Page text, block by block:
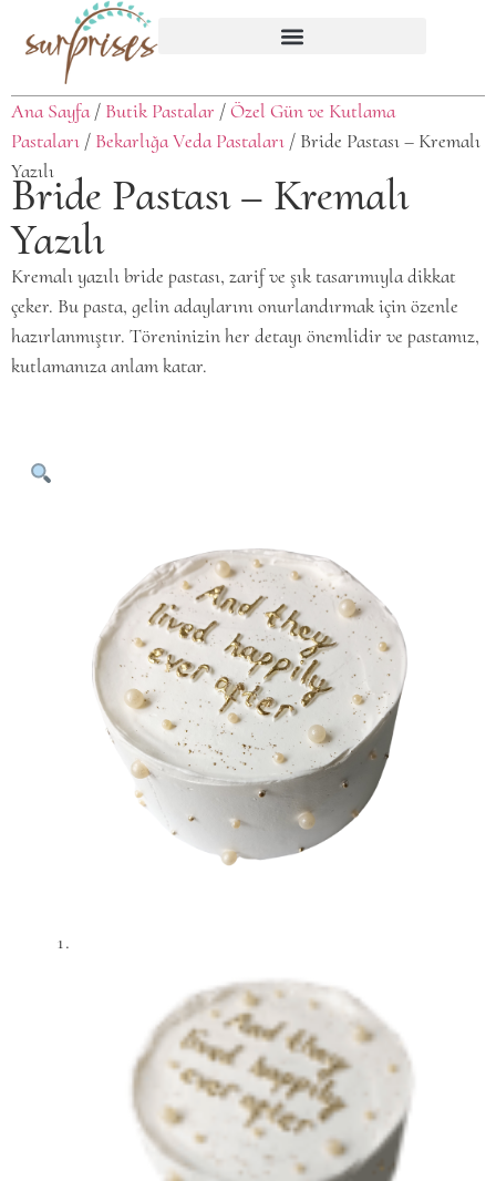
Ana Sayfa/ Butik Pastalar /Özel Gün ve Kutlama
Pastaları / Bekarlığa Veda Pastaları / Bride Pastası – Kremalı
Yazılı
Bride Pastası – Kremalı
Yazılı
Kremalı yazılı bride pastası, zarif ve şık tasarımıyla dikkat
çeker. Bu pasta, gelin adaylarını onurlandırmak için özenle
hazırlanmıştır. Töreninizin her detayı önemlidir ve pastamız,
kutlamanıza anlam katar.